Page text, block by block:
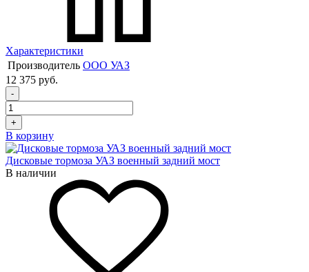
Характеристики
Производитель ООО УАЗ
12 375 руб.
-
+
В корзину
Дисковые тормоза УАЗ военный задний мост
В наличии